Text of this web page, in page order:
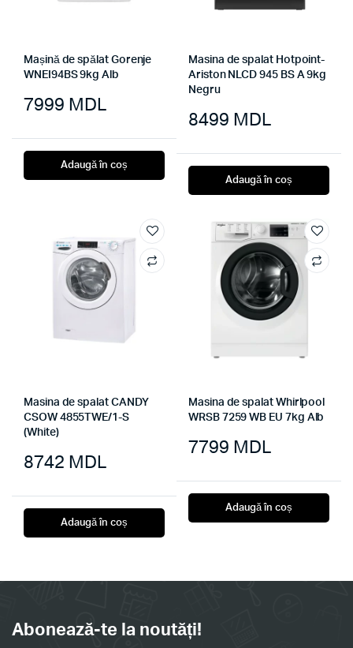
Mașină de spălat Gorenje
WNEI94BS 9kg Alb
7999 MDL
Adaugă în coș
Masina de spalat Hotpoint-
Ariston NLCD 945 BS A 9kg
Negru
8499 MDL
Adaugă în coș
Masina de spalat CANDY
CSOW 4855TWE/1-S
(White)
8742 MDL
Adaugă în coș
Masina de spalat Whirlpool
WRSB 7259 WB EU 7kg Alb
7799 MDL
Adaugă în coș
Abonează-te la noutăți!